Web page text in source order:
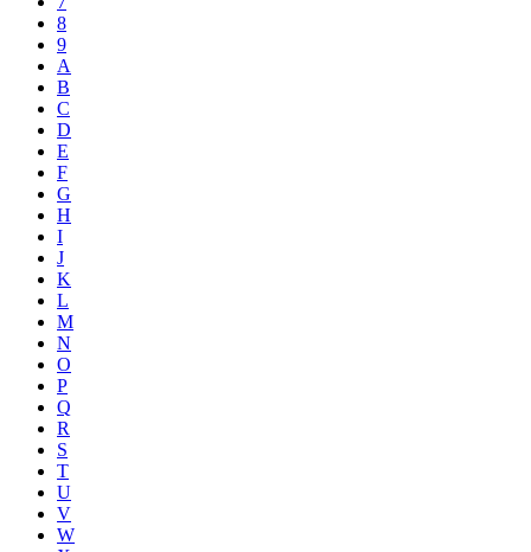
8
9
A
B
C
D
E
F
G
H
I
J
K
L
M
N
O
P
Q
R
S
T
U
V
W